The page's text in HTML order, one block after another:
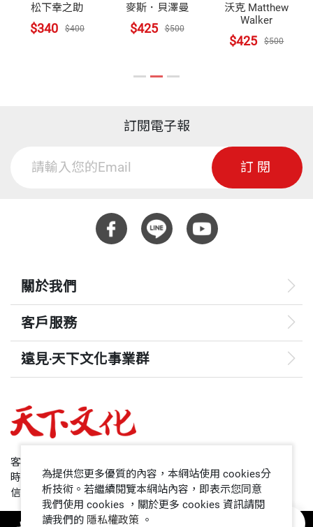
松下幸之助
$340 $400
麥斯．貝澤曼
$425 $500
沃克 Matthew
Walker
$425 $500
訂閱電子報
訂閱
關於我們
客戶服務
遠見‧天下文化事業群
哈佛商業評論
領導影響力學院
1號課堂
客服專線：+886 2 2662-0012
時間：週一~週五9:00~12:30;13:30~17:00
信箱：service@cwgv.com.tw
為提供您更多優質的內容，本網站使用 cookies分
析技術。若繼續閱覽本網站內容，即表示您同意
我們使用 cookies ，關於更多 cookies 資訊請閱
讀我們的 隱私權政策 。